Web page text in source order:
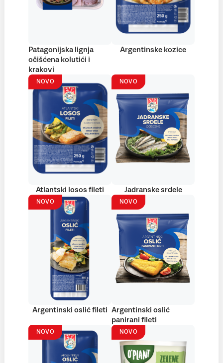
Patagonijska lignja
očišćena kolutići i
krakovi
Argentinske kozice
NOVO
Atlantski losos fileti
NOVO
Jadranske srdele
NOVO
Argentinski oslić fileti
NOVO
Argentinski oslić
panirani fileti
NOVO NOVO